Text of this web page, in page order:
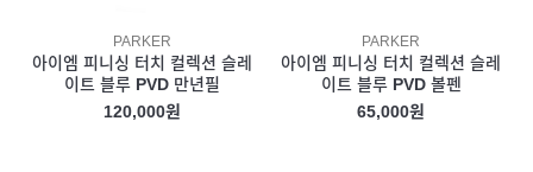
PARKER
아이엠 피니싱 터치 컬렉션 슬레
이트 블루 PVD 만년필
120,000원
PARKER
아이엠 피니싱 터치 컬렉션 슬레
이트 블루 PVD 볼펜
65,000원